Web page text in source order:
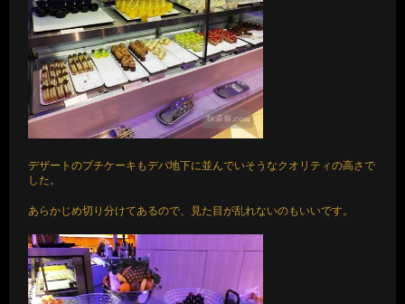
デザートのプチケーキもデパ地下に並んでいそうなクオリティの高さで
した。
あらかじめ切り分けてあるので、見た目が乱れないのもいいです。